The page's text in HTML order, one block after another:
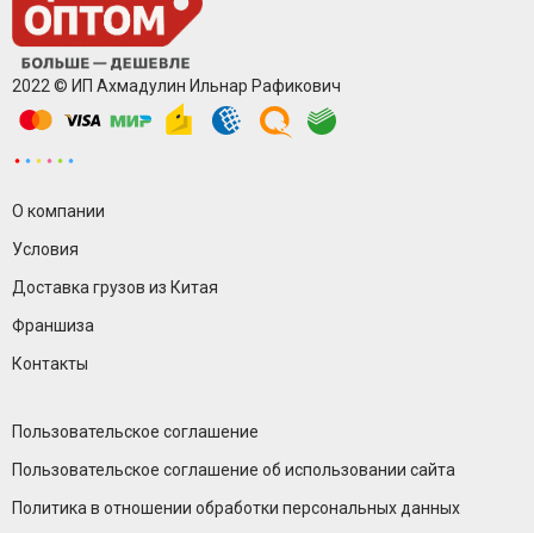
2022 © ИП Ахмадулин Ильнар Рафикович
О компании
Условия
Доставка грузов из Китая
Франшиза
Контакты
Пользовательское соглашение
Пользовательское соглашение об использовании сайта
Политика в отношении обработки персональных данных